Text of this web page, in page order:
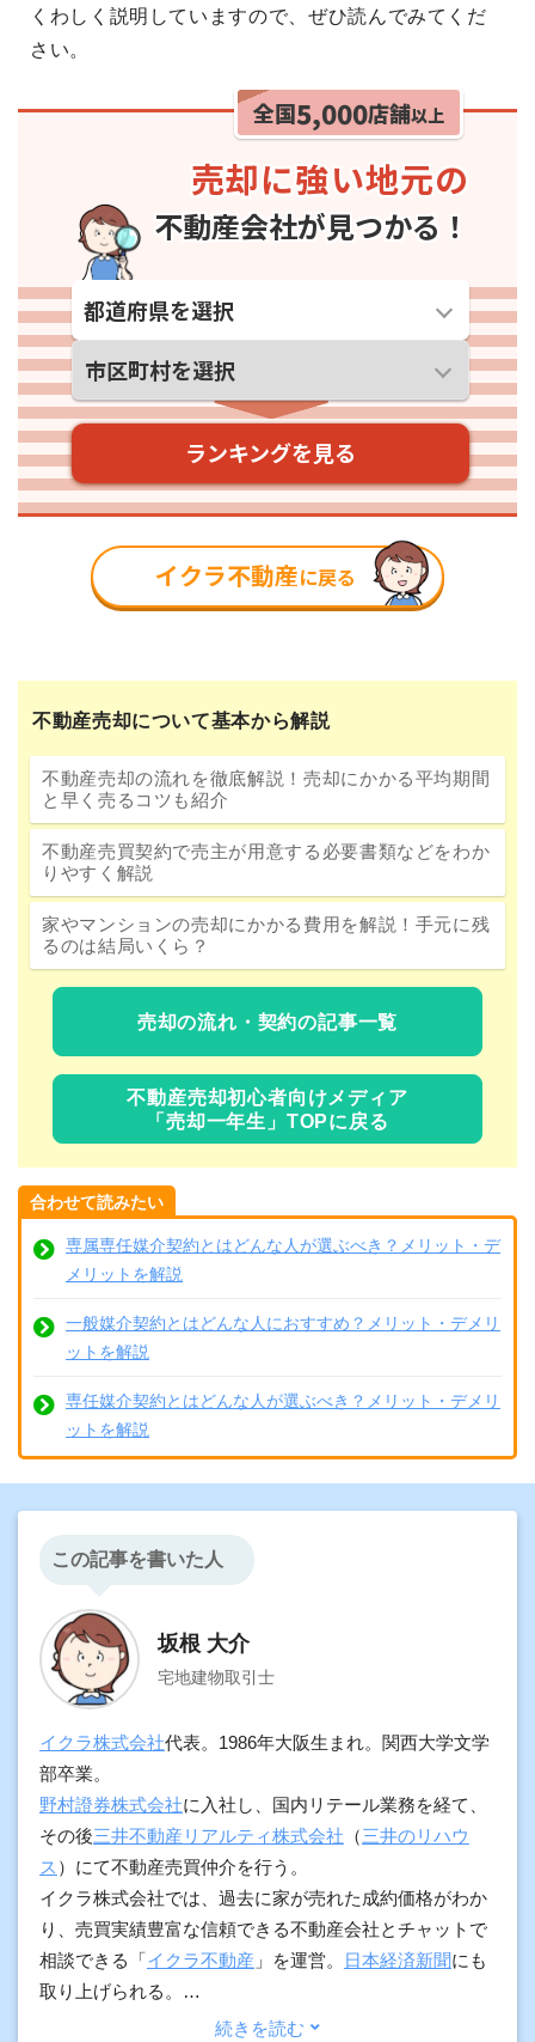
くわしく説明していますので、ぜひ読んでみてくだ
さい。
不動産売却について基本から解説
不動産売却の流れを徹底解説！売却にかかる平均期間
と早く売るコツも紹介
不動産売買契約で売主が用意する必要書類などをわか
りやすく解説
家やマンションの売却にかかる費用を解説！手元に残
るのは結局いくら？
売却の流れ・契約の記事一覧
不動産売却初心者向けメディア
「売却一年生」TOPに戻る
合わせて読みたい
専属専任媒介契約とはどんな人が選ぶべき？メリット・デ
メリットを解説
一般媒介契約とはどんな人におすすめ？メリット・デメリ
ットを解説
専任媒介契約とはどんな人が選ぶべき？メリット・デメリ
ットを解説
この記事を書いた人
坂根 大介
宅地建物取引士
イクラ株式会社代表。1986年大阪生まれ。関西大学文学
部卒業。
野村證券株式会社に入社し、国内リテール業務を経て、
その後三井不動産リアルティ株式会社 （三井のリハウ
ス ）にて不動産売買仲介を行う。
イクラ株式会社では、過去に家が売れた成約価格がわか
り、売買実績豊富な信頼できる不動産会社とチャットで
相談できる「イクラ不動産 」を運営。 日本経済新聞にも
取り上げられる。
加えて、契約実務や物件調査の経験をもとに、プロ向け